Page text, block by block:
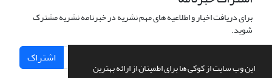
این وب سایت از کوکی ها برای اطمینان از ارائه بهترین
برای دریافت اخبار و اطلاعیه های مهم نشریه در خبرنامه نشریه مشترک
شوید.
اشتراک